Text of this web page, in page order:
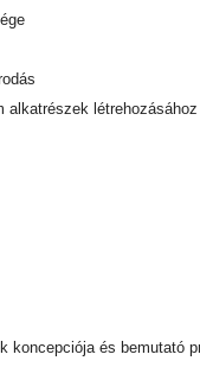
alkatrészek létrehozásához
koncepciója és bemutató